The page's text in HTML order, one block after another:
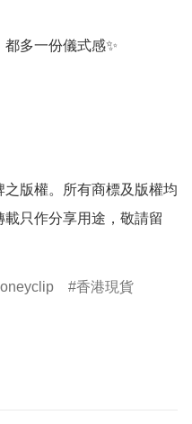
多一份儀式感✨
版權。所有商標及版權均
只作分享用途，敬請留
香港現貨